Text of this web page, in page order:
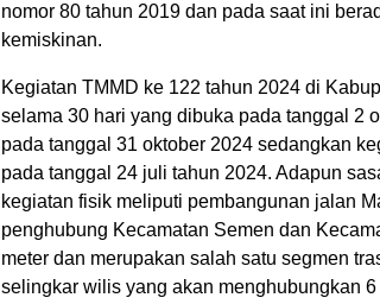
nomor 80 tahun 2019 dan pada saat ini
kemiskinan.
Kegiatan TMMD ke 122 tahun 2024 di
selama 30 hari yang dibuka pada tanggal 2
pada tanggal 31 oktober 2024 sedangkan
pada tanggal 24 juli tahun 2024. Adapun
kegiatan fisik meliputi pembangunan jalan
penghubung Kecamatan Semen dan
meter dan merupakan salah satu segmen
selingkar wilis yang akan menghubungkan